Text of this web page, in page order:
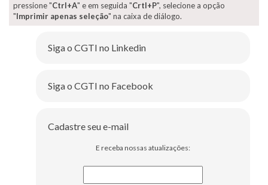
pressione "Ctrl+A" e em seguida "Crtl+P", selecione a opção
"Imprimir apenas seleção" na caixa de diálogo.
Siga o CGTI no Linkedin
Siga o CGTI no Facebook
Cadastre seu e-mail
E receba nossas atualizações: